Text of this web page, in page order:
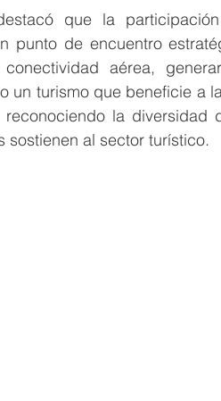
que la
punto de encuentro
aérea,
un turismo que beneficie a
la diversidad
sostienen al sector turístico.